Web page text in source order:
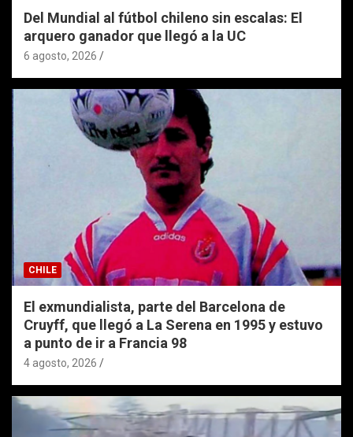
Del Mundial al fútbol chileno sin escalas: El
arquero ganador que llegó a la UC
6 agosto, 2026
CHILE
El exmundialista, parte del Barcelona de
Cruyff, que llegó a La Serena en 1995 y estuvo
a punto de ir a Francia 98
4 agosto, 2026